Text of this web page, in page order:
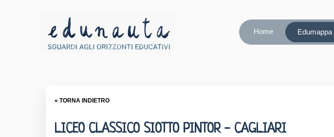
Home Edumappa
« TORNA INDIETRO
LICEO CLASSICO SIOTTO PINTOR - CAGLIARI